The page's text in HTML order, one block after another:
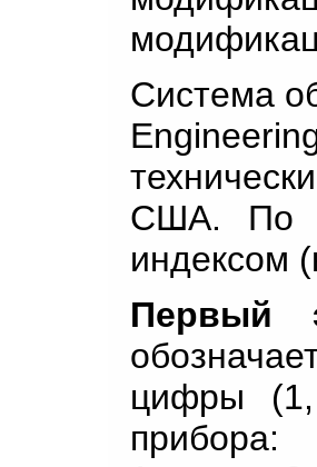
Система
США. По
индексом
Первый
цифры
прибора: